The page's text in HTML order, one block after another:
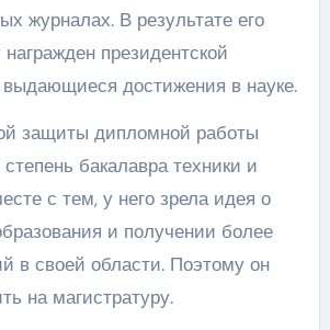
журналах. В результате его
президентской
достижения в науке.
защиты дипломной работы
бакалавра техники и
с тем, у него зрела идея о
и получении более
в своей области. Поэтому он
на магистратуру.